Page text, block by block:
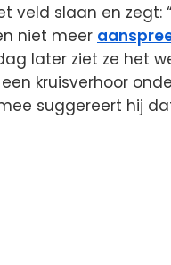
veld slaan en zegt:
niet meer
later ziet ze het
kruisverhoor
suggereert hij